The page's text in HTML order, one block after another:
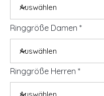
Ringgröße Damen
Ringgröße Herren